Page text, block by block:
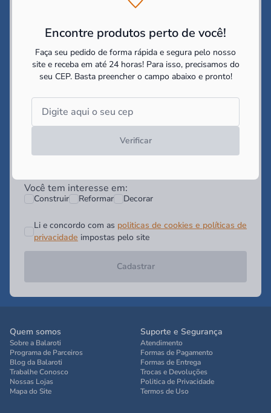
Encontre produtos perto de você!
Faça seu pedido de forma rápida e segura pelo nosso
site e receba em até 24 horas! Para isso, precisamos do
seu CEP. Basta preencher o campo abaixo e pronto!
Verificar
Digite seu WhatsApp (Opcional)
Você tem interesse em:
Construir Reformar Decorar
Li e concordo com as politicas de cookies e políticas de
privacidade impostas pelo site
Cadastrar
Quem somos
Sobre a Balaroti
Programa de Parceiros
Blog da Balaroti
Trabalhe Conosco
Nossas Lojas
Mapa do Site
Suporte e Segurança
Atendimento
Formas de Pagamento
Formas de Entrega
Trocas e Devoluções
Politica de Privacidade
Termos de Uso